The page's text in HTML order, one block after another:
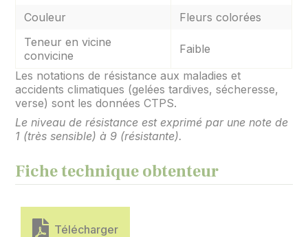
Couleur
Fleurs colorées
Teneur en vicine
convicine
Faible
Les notations de résistance aux maladies et
accidents climatiques (gelées tardives, sécheresse,
verse) sont les données CTPS.
Le niveau de résistance est exprimé par une note de
1 (très sensible) à 9 (résistante).
Fiche technique obtenteur
Télécharger